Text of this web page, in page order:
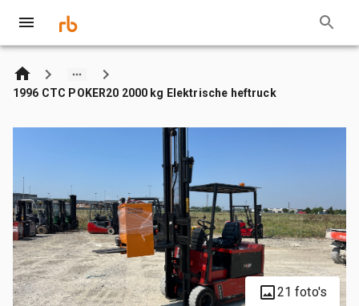
1996 CTC POKER20 2000 kg Elektrische heftruck
21 foto's